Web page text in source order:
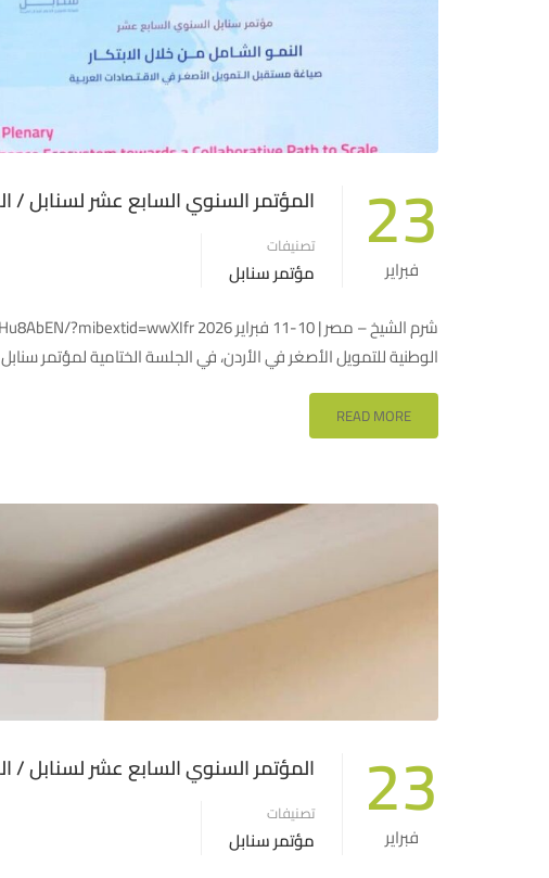
23
فبراير
المؤتمر السنوي السابع عشر لسنابل /
تصنيفات
مؤتمر سنابل
الوطنية للتمويل الأصغر في الأردن، في الجلسة الختامية لمؤتمر سنابل السابع عشر 2026، تحت عنوان:“قوة الشبكات: ربط
READ MORE
23
فبراير
المؤتمر السنوي السابع عشر لسنابل /
تصنيفات
مؤتمر سنابل